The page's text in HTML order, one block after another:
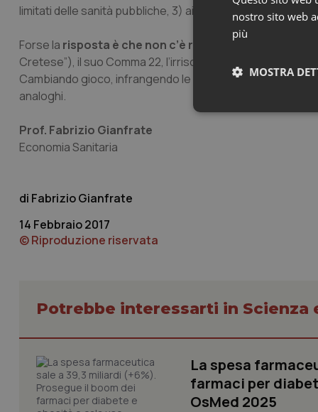
limitati delle sanità pubbliche, 3) ai prezzi insostenibili
Forse la risposta è che non c’è risposta
Cretese”), il suo Comma 22, l’irrisolvibile
Cambiando gioco, infrangendo le regole esistenti,
analoghi.
Prof. Fabrizio Gianfrate
Economia Sanitaria
Fabrizio Gianfrate
14 Febbraio 2017
© Riproduzione riservata
Potrebbe interessarti in Scienza
La spesa
farmaci per
OsMed 2025
nostro sito web
più
MOSTRA